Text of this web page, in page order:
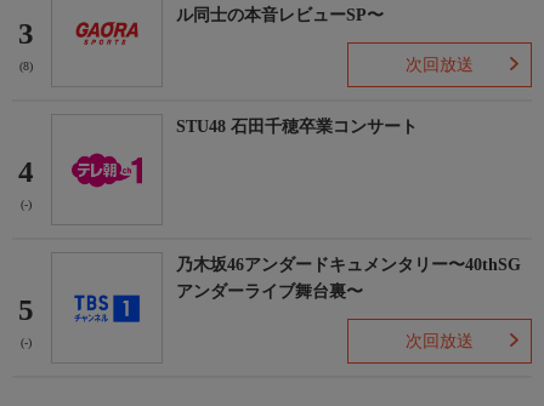
3
(8)
ル同士の本音レビューSP〜
次回放送
4
(-)
STU48 石田千穂卒業コンサート
5
(-)
乃木坂46アンダードキュメンタリー〜40thSG
アンダーライブ舞台裏〜
次回放送